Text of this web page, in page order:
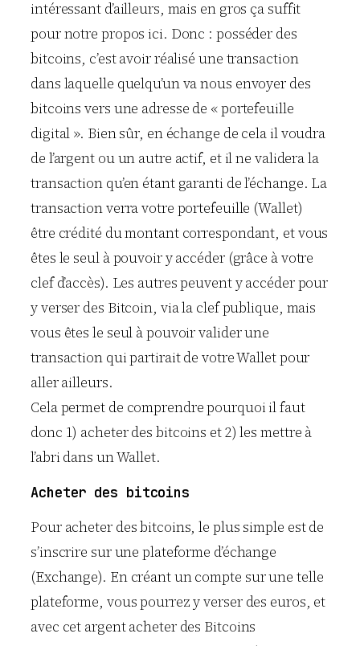
intéressant d’ailleurs, mais en gros ça suffit
pour notre propos ici. Donc : posséder des
bitcoins, c’est avoir réalisé une transaction
dans laquelle quelqu’un va nous envoyer des
bitcoins vers une adresse de « portefeuille
digital ». Bien sûr, en échange de cela il voudra
de l’argent ou un autre actif, et il ne validera la
transaction qu’en étant garanti de l’échange. La
transaction verra votre portefeuille (Wallet)
être crédité du montant correspondant, et vous
êtes le seul à pouvoir y accéder (grâce à votre
clef d’accès). Les autres peuvent y accéder pour
y verser des Bitcoin, via la clef publique, mais
vous êtes le seul à pouvoir valider une
transaction qui partirait de votre Wallet pour
aller ailleurs.
Cela permet de comprendre pourquoi il faut
donc 1) acheter des bitcoins et 2) les mettre à
l’abri dans un Wallet.
Acheter des bitcoins
Pour acheter des bitcoins, le plus simple est de
s’inscrire sur une plateforme d’échange
(Exchange). En créant un compte sur une telle
plateforme, vous pourrez y verser des euros, et
avec cet argent acheter des Bitcoins